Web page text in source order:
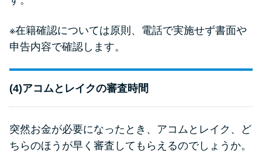
※在籍確認については原則、電話で実施せず書面や
申告内容で確認します。
(4)アコムとレイクの審査時間
突然お金が必要になったとき、アコムとレイク、ど
ちらのほうが早く審査してもらえるのでしょうか。